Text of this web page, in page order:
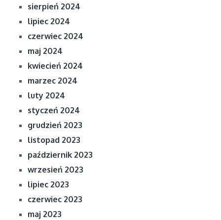
sierpień 2024
lipiec 2024
czerwiec 2024
maj 2024
kwiecień 2024
marzec 2024
luty 2024
styczeń 2024
grudzień 2023
listopad 2023
październik 2023
wrzesień 2023
lipiec 2023
czerwiec 2023
maj 2023